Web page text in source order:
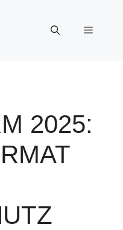
Menü
2025: